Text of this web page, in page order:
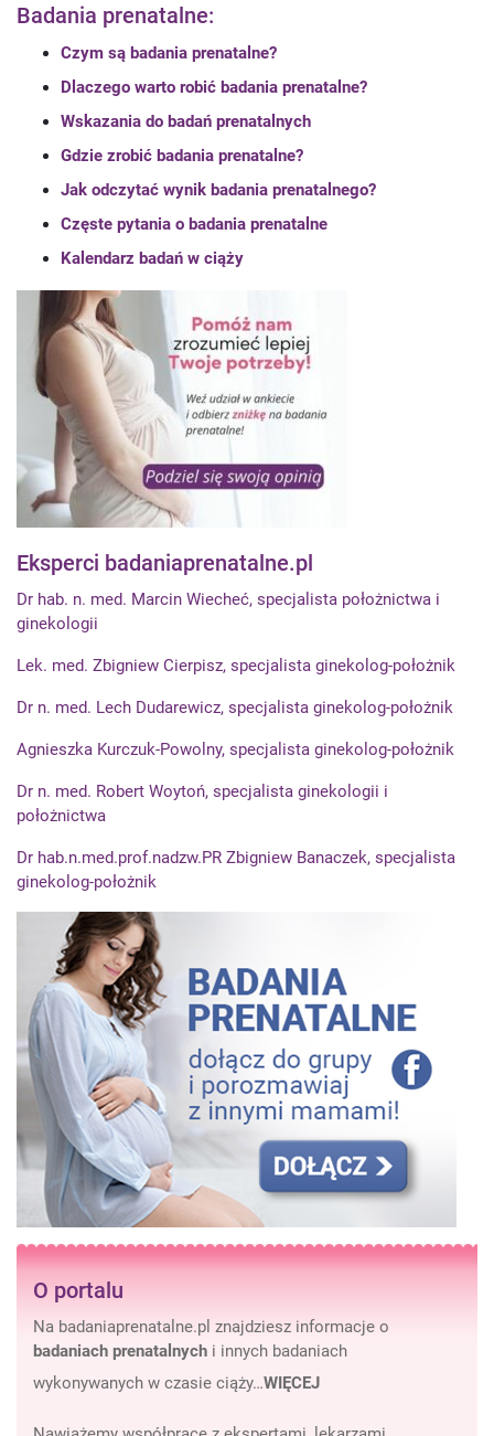
Badania prenatalne:
Czym są badania prenatalne?
Dlaczego warto robić badania prenatalne?
Wskazania do badań prenatalnych
Gdzie zrobić badania prenatalne?
Jak odczytać wynik badania prenatalnego?
Częste pytania o badania prenatalne
Kalendarz badań w ciąży
Eksperci badaniaprenatalne.pl
Dr hab. n. med. Marcin Wiecheć, specjalista położnictwa i
ginekologii
Lek. med. Zbigniew Cierpisz, specjalista ginekolog-położnik
Dr n. med. Lech Dudarewicz, specjalista ginekolog-położnik
Agnieszka Kurczuk-Powolny, specjalista ginekolog-położnik
Dr n. med. Robert Woytoń, specjalista ginekologii i
położnictwa
Dr hab.n.med.prof.nadzw.PR Zbigniew Banaczek, specjalista
ginekolog-położnik
O portalu
Na badaniaprenatalne.pl znajdziesz informacje o
badaniach prenatalnych i innych badaniach
wykonywanych w czasie ciąży…WIĘCEJ